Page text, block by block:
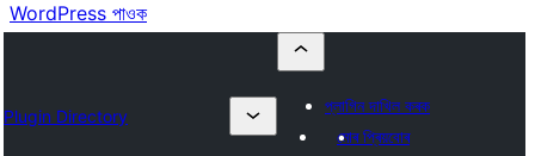
WordPress পাওক
Plugin Directory
প্লাগিন দাখিল কৰক
মোৰ প্ৰিয়বোৰ